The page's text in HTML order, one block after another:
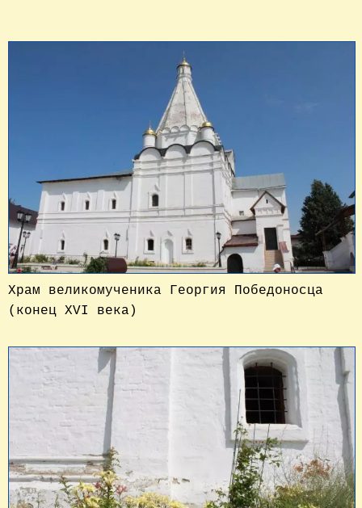
Храм великомученика Георгия Победоносца
(конец XVI века)